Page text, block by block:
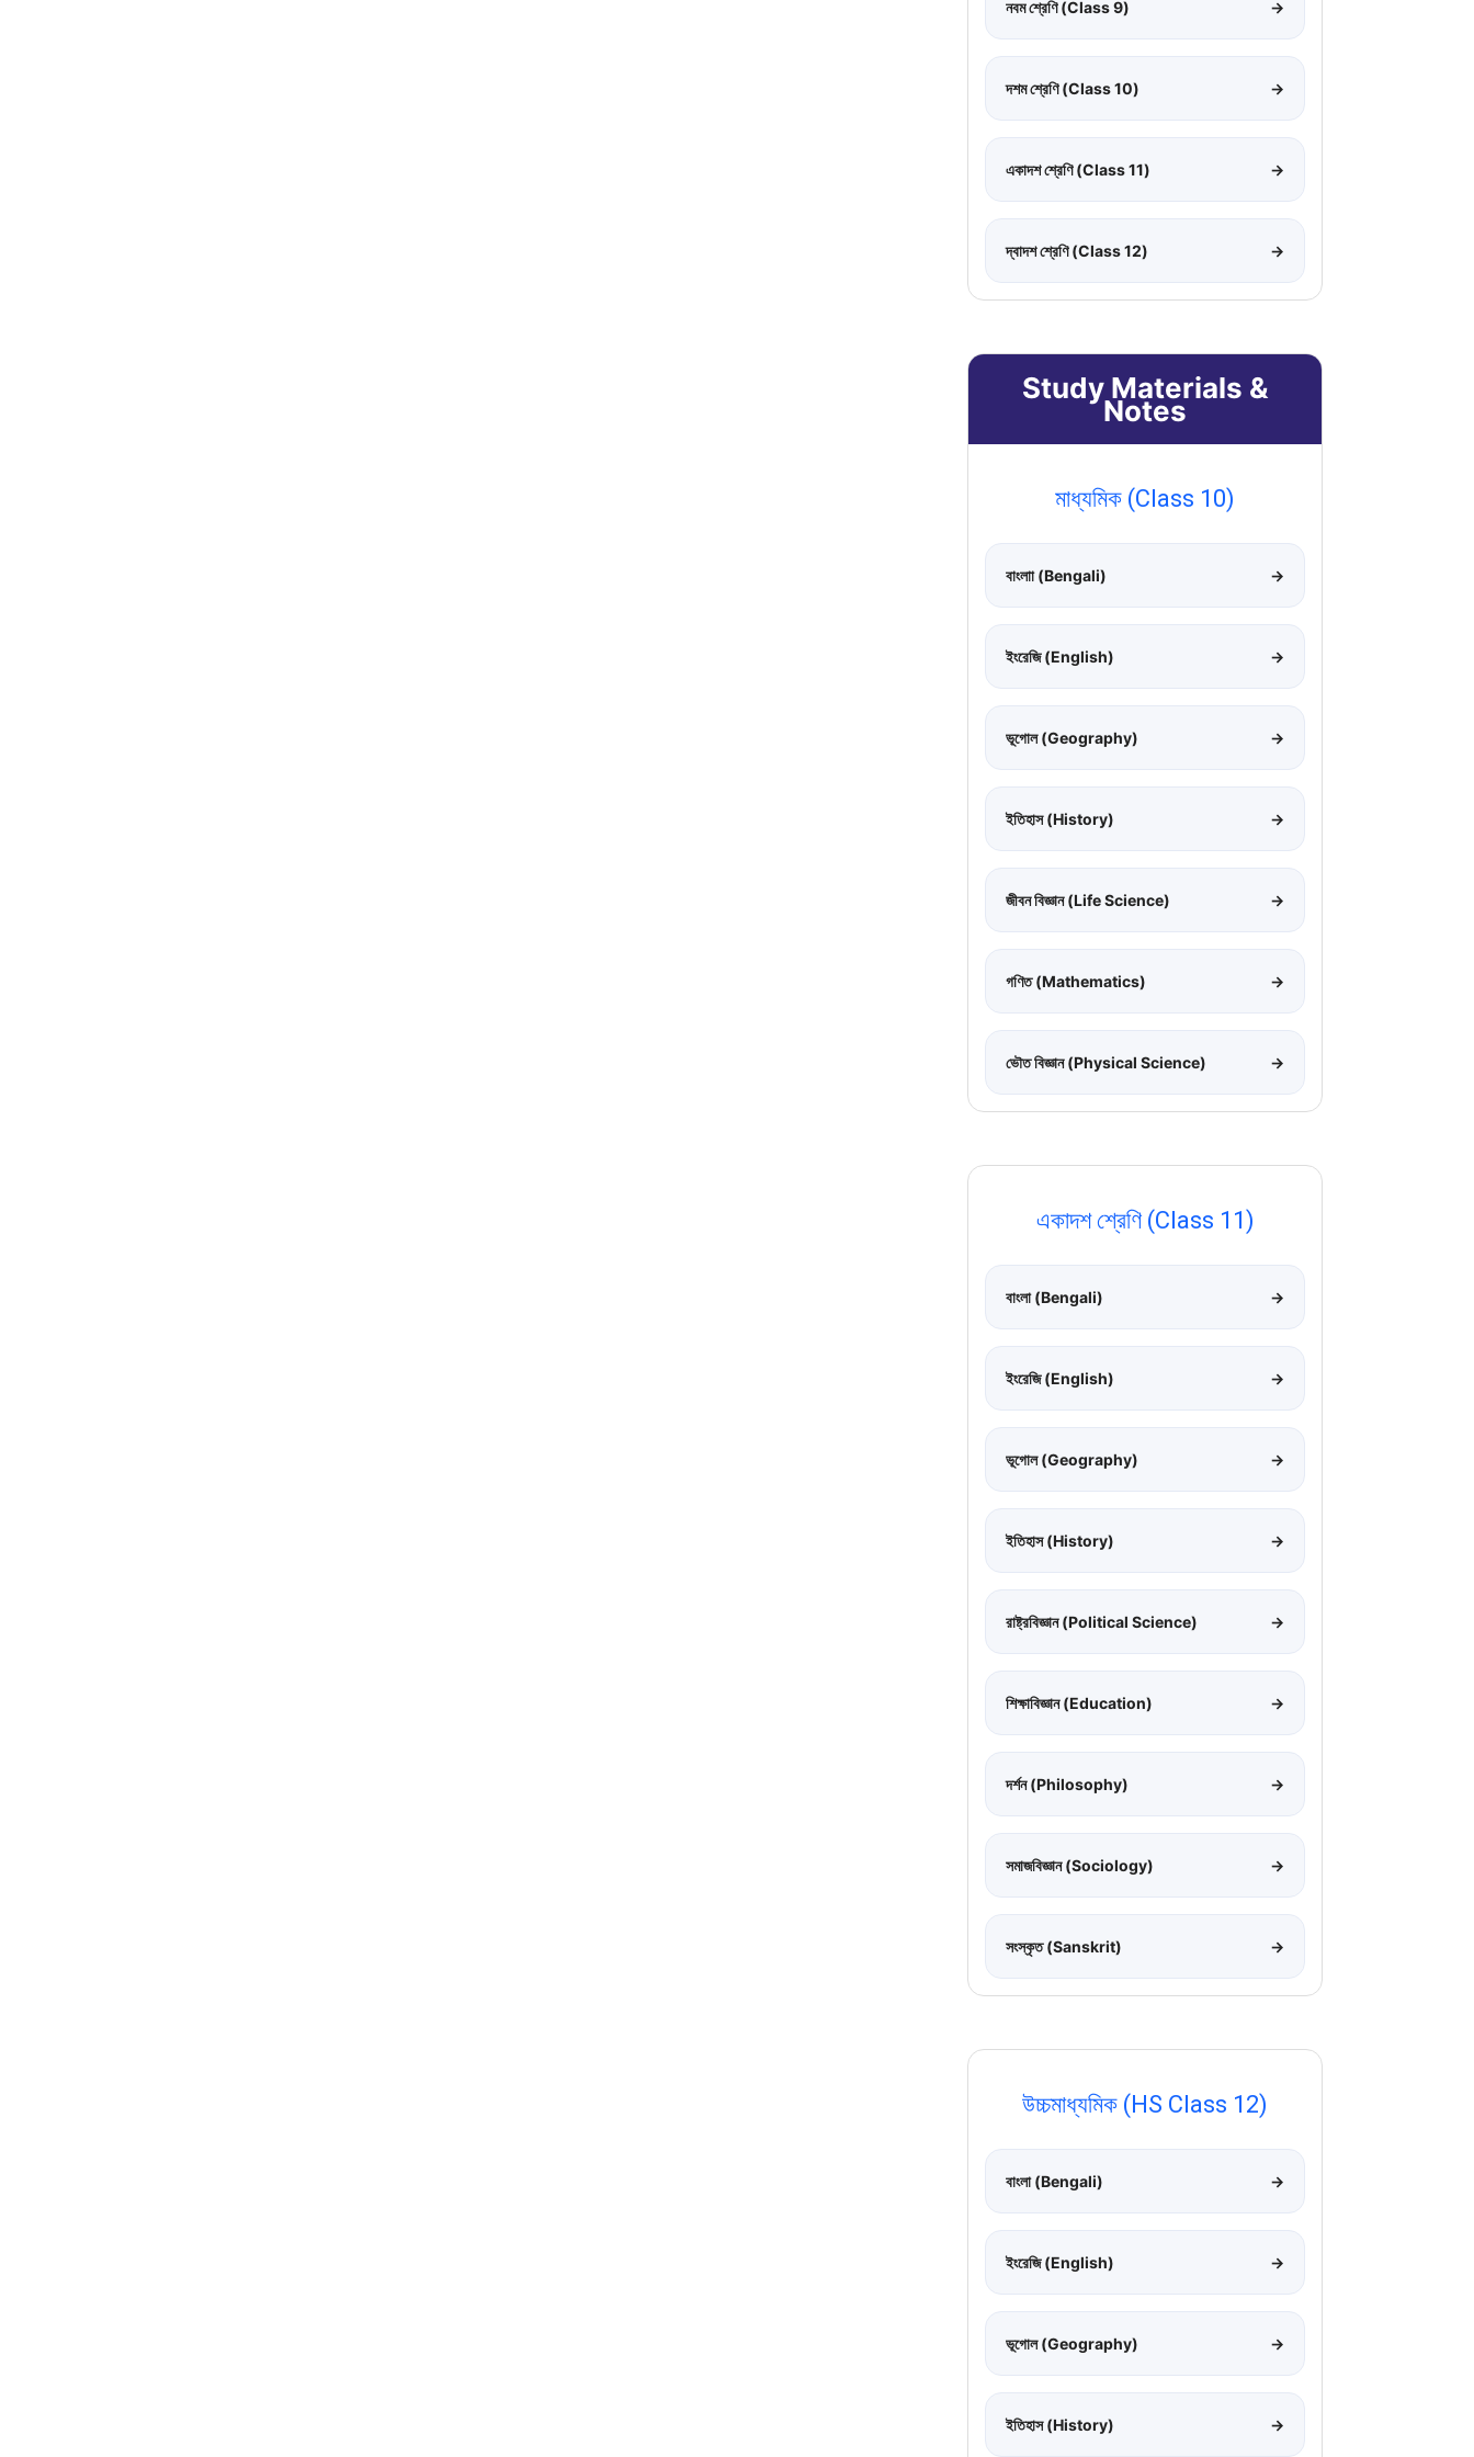
নবম শ্রেণি (Class 9) →
দশম শ্রেণি (Class 10) →
একাদশ শ্রেণি (Class 11) →
দ্বাদশ শ্রেণি (Class 12) →
Study Materials &
Notes
মাধ্যমিক (Class 10)
বাংলাা (Bengali) →
ইংরেজি (English) →
ভূগোল (Geography) →
ইতিহাস (History) →
জীবন বিজ্ঞান (Life Science) →
গণিত (Mathematics) →
ভৌত বিজ্ঞান (Physical Science) →
একাদশ শ্রেণি (Class 11)
বাংলা (Bengali) →
ইংরেজি (English) →
ভূগোল (Geography) →
ইতিহাস (History) →
রাষ্ট্রবিজ্ঞান (Political Science) →
শিক্ষাবিজ্ঞান (Education) →
দর্শন (Philosophy) →
সমাজবিজ্ঞান (Sociology) →
সংস্কৃত (Sanskrit) →
উচ্চমাধ্যমিক (HS Class 12)
বাংলা (Bengali) →
ইংরেজি (English) →
ভূগোল (Geography) →
ইতিহাস (History) →